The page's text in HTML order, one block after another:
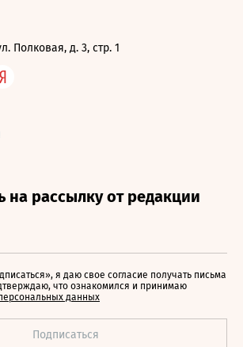
Полковая, д. 3, стр. 1
я даю свое согласие получать письма
что ознакомился и принимаю
данных